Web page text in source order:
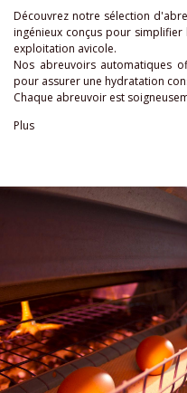
Découvrez notre sélection
ingénieux conçus pour
exploitation avicole.
Nos abreuvoirs automatiques
pour assurer une hydratation
Chaque abreuvoir est
Plus